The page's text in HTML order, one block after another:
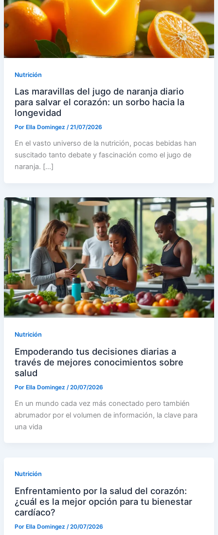
Nutrición
Las maravillas del jugo de naranja diario
para salvar el corazón: un sorbo hacia la
longevidad
Por Ella Domingez /21/07/2026
En el vasto universo de la nutrición, pocas bebidas han
suscitado tanto debate y fascinación como el jugo de
naranja. […]
Nutrición
Empoderando tus decisiones diarias a
través de mejores conocimientos sobre
salud
Por Ella Domingez /20/07/2026
En un mundo cada vez más conectado pero también
abrumador por el volumen de información, la clave para
una vida
Nutrición
Enfrentamiento por la salud del corazón:
¿cuál es la mejor opción para tu bienestar
cardíaco?
Por Ella Domingez /20/07/2026